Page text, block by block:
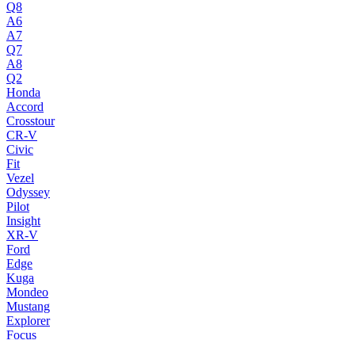
Q8
A6
A7
Q7
A8
Q2
Honda
Accord
Crosstour
CR-V
Civic
Fit
Vezel
Odyssey
Pilot
Insight
XR-V
Ford
Edge
Kuga
Mondeo
Mustang
Explorer
Focus